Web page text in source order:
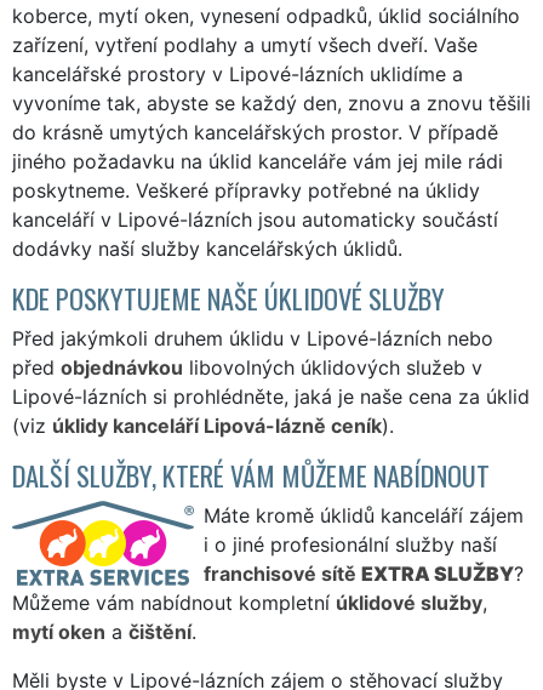
koberce, mytí oken, vynesení odpadků, úklid sociálního
zařízení, vytření podlahy a umytí všech dveří. Vaše
kancelářské prostory v Lipové-lázních uklidíme a
vyvoníme tak, abyste se každý den, znovu a znovu těšili
do krásně umytých kancelářských prostor. V případě
jiného požadavku na úklid kanceláře vám jej mile rádi
poskytneme. Veškeré přípravky potřebné na úklidy
kanceláří v Lipové-lázních jsou automaticky součástí
dodávky naší služby kancelářských úklidů.
KDE POSKYTUJEME NAŠE ÚKLIDOVÉ SLUŽBY
Před jakýmkoli druhem úklidu v Lipové-lázních nebo
před objednávkou libovolných úklidových služeb v
Lipové-lázních si prohlédněte, jaká je naše cena za úklid
(viz úklidy kanceláří Lipová-lázně ceník).
DALŠÍ SLUŽBY, KTERÉ VÁM MŮŽEME NABÍDNOUT
Máte kromě úklidů kanceláří zájem
i o jiné profesionální služby naší
franchisové sítě EXTRA SLUŽBY?
Můžeme vám nabídnout kompletní úklidové služby,
mytí oken a čištění.
Měli byste v Lipové-lázních zájem o stěhovací služby